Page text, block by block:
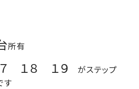
所有
１８ １９
がステップ
す